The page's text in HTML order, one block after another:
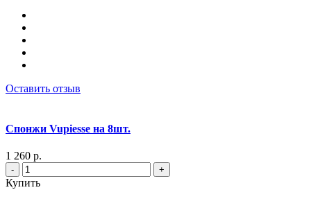
Оставить отзыв
Спонжи Vupiesse на 8шт.
1 260 р.
- +
Купить